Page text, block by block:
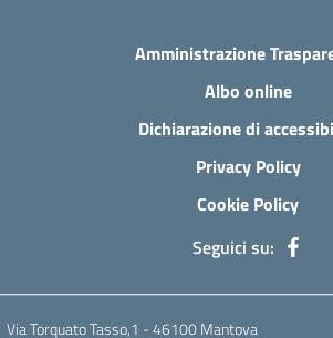
Amministrazione
Albo online
Dichiarazione di
Privacy Policy
Cookie Policy
Seguici su:
Via Torquato Tasso,1 - 46100 Mantova